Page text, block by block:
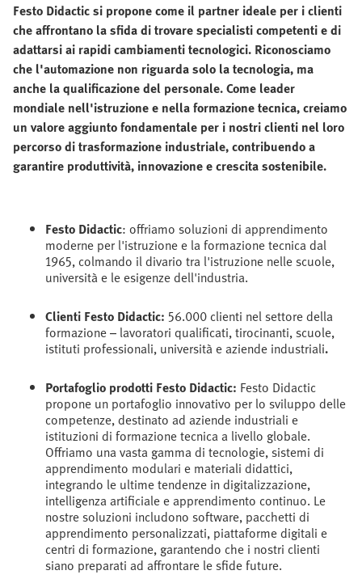
Festo Didactic si propone come il partner ideale per i clienti
che affrontano la sfida di trovare specialisti competenti e di
adattarsi ai rapidi cambiamenti tecnologici. Riconosciamo
che l'automazione non riguarda solo la tecnologia, ma
anche la qualificazione del personale. Come leader
mondiale nell'istruzione e nella formazione tecnica, creiamo
un valore aggiunto fondamentale per i nostri clienti nel loro
percorso di trasformazione industriale, contribuendo a
garantire produttività, innovazione e crescita sostenibile.
Festo Didactic: offriamo soluzioni di apprendimento
moderne per l'istruzione e la formazione tecnica dal
1965, colmando il divario tra l'istruzione nelle scuole,
università e le esigenze dell'industria.
Clienti Festo Didactic: 56.000 clienti nel settore della
formazione – lavoratori qualificati, tirocinanti, scuole,
istituti professionali, università e aziende industriali.
Portafoglio prodotti Festo Didactic: Festo Didactic
propone un portafoglio innovativo per lo sviluppo delle
competenze, destinato ad aziende industriali e
istituzioni di formazione tecnica a livello globale.
Offriamo una vasta gamma di tecnologie, sistemi di
apprendimento modulari e materiali didattici,
integrando le ultime tendenze in digitalizzazione,
intelligenza artificiale e apprendimento continuo. Le
nostre soluzioni includono software, pacchetti di
apprendimento personalizzati, piattaforme digitali e
centri di formazione, garantendo che i nostri clienti
siano preparati ad affrontare le sfide future.